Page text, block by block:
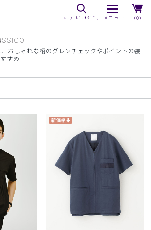
（0）
おしゃれな柄のグレンチェックやポイントの装
すめ